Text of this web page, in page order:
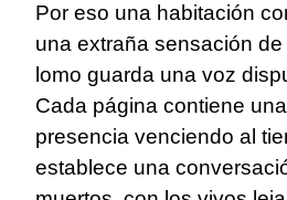
Por eso una habitación
una extraña sensación
lomo guarda una voz
Cada página contiene
presencia venciendo al
establece una